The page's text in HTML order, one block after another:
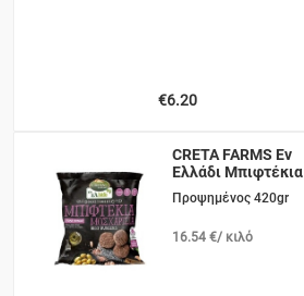
€6.20
CRETA FARMS Eν
Ελλάδι Μπιφτέκια
Μοσχαρίσια
Προψημένος 420gr
16.54 €/ κιλό